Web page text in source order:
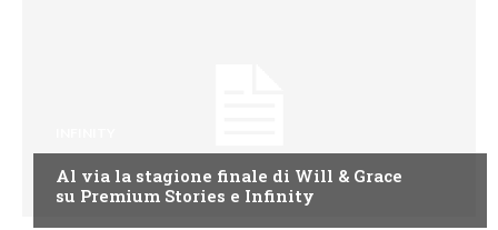
Al via la stagione finale di Will & Grace
su Premium Stories e Infinity